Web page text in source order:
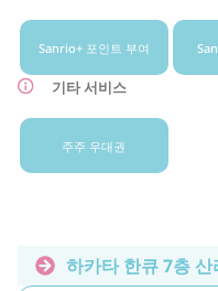
Sanrio+ 포인트 부여
기타 서비스
주주 우대권
하카타 한큐 7층 산